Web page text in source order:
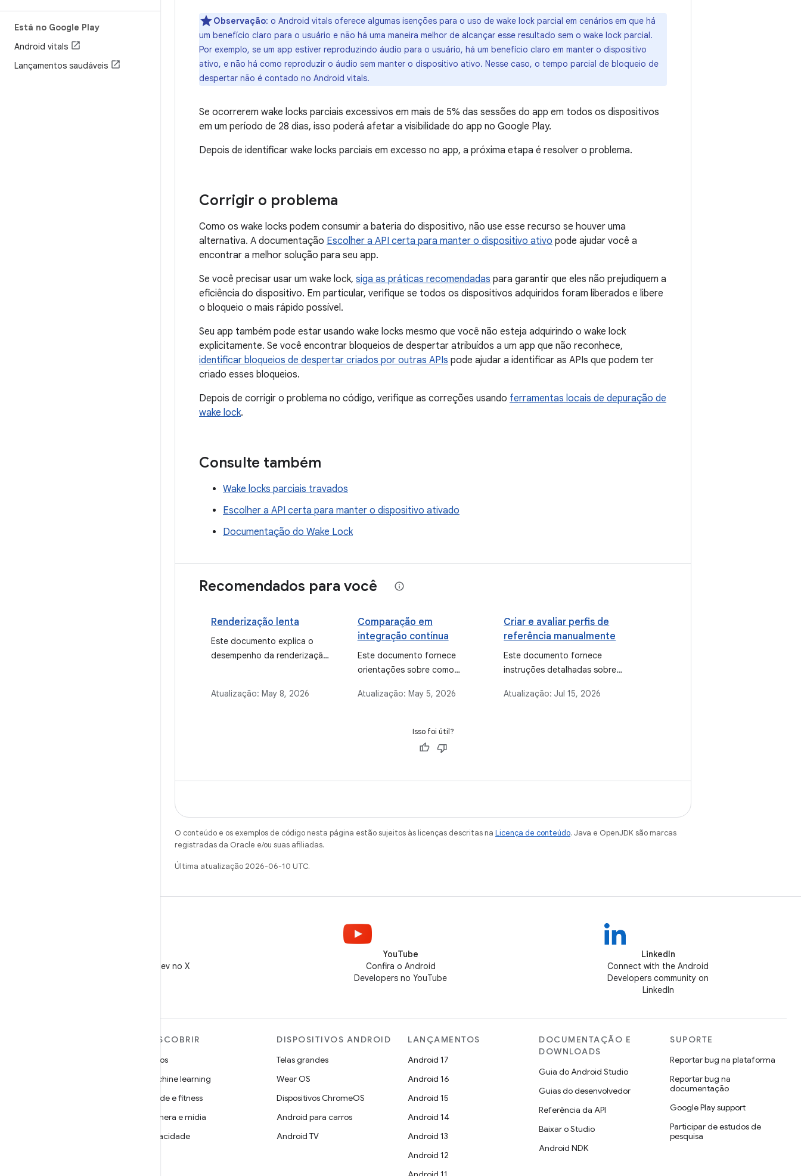
Está no Google Play
Android vitals
Lançamentos saudáveis
Observação: o Android vitals oferece algumas isenções para o uso de wake lock parcial em cenários em que há
um benefício claro para o usuário e não há uma maneira melhor de alcançar esse resultado sem o wake lock parcial.
Por exemplo, se um app estiver reproduzindo áudio para o usuário, há um benefício claro em manter o dispositivo
ativo, e não há como reproduzir o áudio sem manter o dispositivo ativo. Nesse caso, o tempo parcial de bloqueio de
despertar não é contado no Android vitals.
Se ocorrerem wake locks parciais excessivos em mais de 5% das sessões do app em todos os dispositivos
em um período de 28 dias, isso poderá afetar a visibilidade do app no Google Play.
Depois de identificar wake locks parciais em excesso no app, a próxima etapa é resolver o problema.
Corrigir o problema
Como os wake locks podem consumir a bateria do dispositivo, não use esse recurso se houver uma
alternativa. A documentação Escolher a API certa para manter o dispositivo ativo pode ajudar você a
encontrar a melhor solução para seu app.
Se você precisar usar um wake lock, siga as práticas recomendadas para garantir que eles não prejudiquem a
eficiência do dispositivo. Em particular, verifique se todos os dispositivos adquiridos foram liberados e libere
o bloqueio o mais rápido possível.
Seu app também pode estar usando wake locks mesmo que você não esteja adquirindo o wake lock
explicitamente. Se você encontrar bloqueios de despertar atribuídos a um app que não reconhece,
identificar bloqueios de despertar criados por outras APIs pode ajudar a identificar as APIs que podem ter
criado esses bloqueios.
Depois de corrigir o problema no código, verifique as correções usando ferramentas locais de depuração de
wake lock.
Consulte também
Wake locks parciais travados
Escolher a API certa para manter o dispositivo ativado
Documentação do Wake Lock
Recomendados para você
Renderização lenta
Este documento explica o
desempenho da renderização
ignorados devido à
aplicativos Android, com foco
Atualização: May 8, 2026
Comparação em
integração contínua
Este documento fornece
orientações sobre como
desempenho do Android em
contínua (CI) para monitorar o
desempenho ao longo do
tempo e identificar regressões
processos de configuração,
Atualização: May 5, 2026
Criar e avaliar perfis de
referência manualmente
Este documento fornece
instruções detalhadas sobre
manualmente as regras de
Macrobenchmark.
Atualização:Jul 15, 2026
Isso foi útil?
O conteúdo e os exemplos de código nesta página estão sujeitos às licenças descritas na Licença de conteúdo. Java e OpenJDK são marcas
registradas da Oracle e/ou suas afiliadas.
Última atualização 2026-06-10 UTC.
Siga @AndroidDev no X
YouTube
Confira o Android
Developers no YouTube
LinkedIn
Connect with the Android
Developers community on
LinkedIn
DESCOBRIR
Jogos
Machine learning
Saúde e fitness
Câmera e mídia
Privacidade
DISPOSITIVOS ANDROID
Telas grandes
Wear OS
Dispositivos ChromeOS
Android para carros
Android TV
LANÇAMENTOS
Android 17
Android 16
Android 15
Android 14
Android 13
Android 12
DOCUMENTAÇÃO E
DOWNLOADS
Guia do Android Studio
Guias do desenvolvedor
Referência da API
Baixar o Studio
Android NDK
SUPORTE
Reportar bug na plataforma
Reportar bug na
documentação
Google Play support
Participar de estudos de
pesquisa